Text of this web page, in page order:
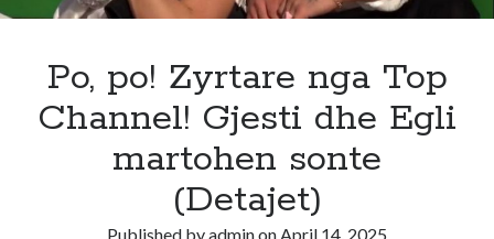
Po, po! Zyrtare nga Top
Channel! Gjesti dhe Egli
martohen sonte
(Detajet)
Published byadminonApril 14, 2025